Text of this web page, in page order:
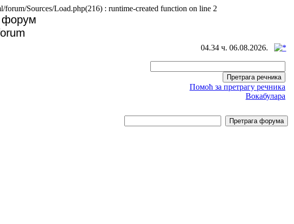
forum/Sources/Load.php(216) : runtime-created function on line 2
форум
04.34 ч. 06.08.2026.
Помоћ за претрагу речника
Вокабулара